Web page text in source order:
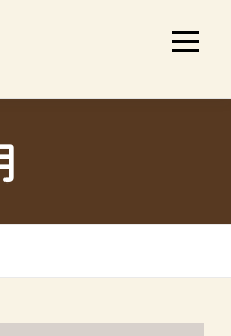
メニュ
へ
ッフ紹介